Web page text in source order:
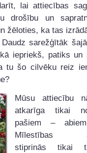
lai attiecības
drošību un
žēloties, ka tas
sarežģītāk šajā
iepriekš, patiks un
tu šo cilvēku reiz
Mūsu attiecību
atkarīga tikai
pašiem –
Mīlestības
stiprinās tikai